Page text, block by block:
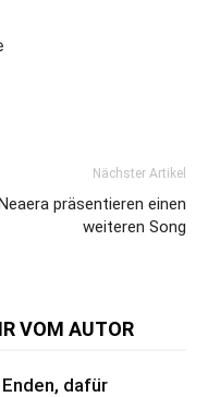
Nächster Artikel
präsentieren einen
weiteren Song
VOM AUTOR
dafür